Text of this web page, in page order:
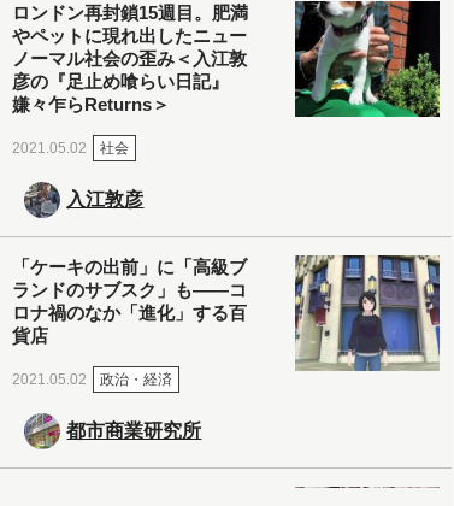
ロンドン再封鎖15週目。肥満
やペットに現れ出したニュー
ノーマル社会の歪み＜入江敦
彦の『足止め喰らい日記』
嫌々乍らReturns＞
2021.05.02 社会
入江敦彦
「ケーキの出前」に「高級ブ
ランドのサブスク」も――コ
ロナ禍のなか「進化」する百
貨店
2021.05.02 政治・経済
都市商業研究所